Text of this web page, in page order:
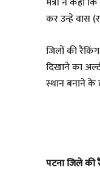
कर उन्हें वास
​जिलों की
दिखाने का
स्थान बनाने
​पटना जिले की